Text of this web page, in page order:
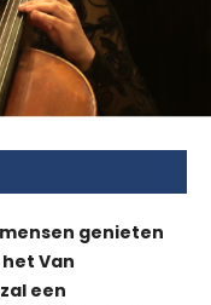
genieten
Van
een